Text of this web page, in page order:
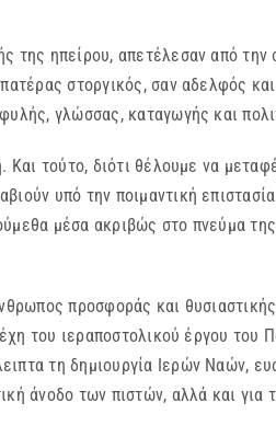
της ηπείρου, απετέλεσαν από την
στοργικός, σαν αδελφός
γλώσσας, καταγωγής και
τούτο, διότι θέλουμε να
υπό την ποιμαντική
μέσα ακριβώς στο πνεύμα
προσφοράς και
του ιεραποστολικού έργου του
τη δημιουργία Ιερών Ναών,
άνοδο των πιστών, αλλά και για